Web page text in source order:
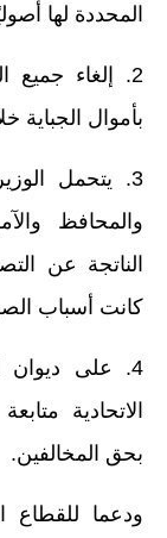
المحددة لها
2. إلغاء جميع
بأموال الجباية
3. يتحمل
والمحافظ
الناتجة عن
كانت أسباب
4. على ديوان
الاتحادية
بحق المخالفين.
ودعما للقطاع